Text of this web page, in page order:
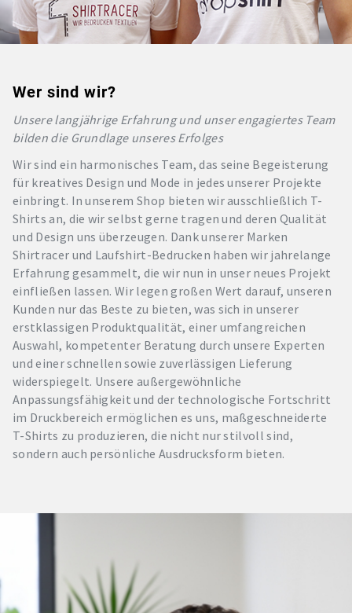
Wer sind wir?
Unsere langjährige Erfahrung und unser engagiertes Team
bilden die Grundlage unseres Erfolges
Wir sind ein harmonisches Team, das seine Begeisterung
für kreatives Design und Mode in jedes unserer Projekte
einbringt. In unserem Shop bieten wir ausschließlich T-
Shirts an, die wir selbst gerne tragen und deren Qualität
und Design uns überzeugen. Dank unserer Marken
Shirtracer und Laufshirt-Bedrucken haben wir jahrelange
Erfahrung gesammelt, die wir nun in unser neues Projekt
einfließen lassen. Wir legen großen Wert darauf, unseren
Kunden nur das Beste zu bieten, was sich in unserer
erstklassigen Produktqualität, einer umfangreichen
Auswahl, kompetenter Beratung durch unsere Experten
und einer schnellen sowie zuverlässigen Lieferung
widerspiegelt. Unsere außergewöhnliche
Anpassungsfähigkeit und der technologische Fortschritt
im Druckbereich ermöglichen es uns, maßgeschneiderte
T-Shirts zu produzieren, die nicht nur stilvoll sind,
sondern auch persönliche Ausdrucksform bieten.